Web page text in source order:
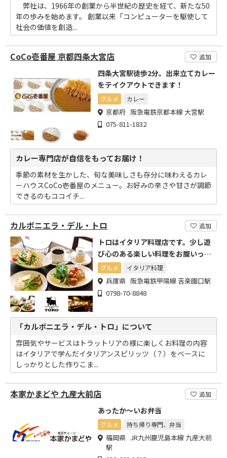
弊社は、1966年の創業から半世紀の歴史を経て、新たな50
年の歩みを始めます。 創業以来「コンピューターを駆使して
社会の価値を創造...
CoCo壱番屋 京都四条大宮店 追加
四条大宮駅徒歩2分。出来立てカレー
をテイクアウトできます！
グルメ カレー
京都府 阪急電鉄京都本線 大宮駅
075-811-1832
カレー専門店が自信をもってお届け！
季節の素材を生かした、旬な美味しさも存分に味わえるカレ
ーハウスCoCo壱番屋のメニュー。お好みの辛さや甘さが調節
できるのもココイチ...
カルボニエラ・デル・トロ 追加
トロはイタリア料理店です。少し遊
び心のある楽しい料理をお腹いっぱ
い召し上がって下さい
グルメ イタリア料理
兵庫県 阪急電鉄甲陽線 苦楽園口駅
0798-70-8848
「カルボニエラ・デル・トロ」について
雰囲気やサービスはトラットリアの様に楽しくお料理の内容
はイタリアで学んだイタリアンスピリッツ（？）をベースに
しっかりとした作りこま...
本家かまどや 九産大前店 追加
あったか～いお弁当
グルメ 持ち帰り専門、弁当
福岡県 JR九州鹿児島本線 九産大前
駅